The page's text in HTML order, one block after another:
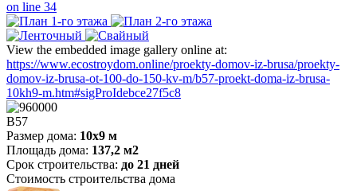
View the embedded image gallery online at:
https://www.ecostroydom.online/proekty-domov-iz-brusa/proekty-
domov-iz-brusa-ot-100-do-150-kv-m/b57-proekt-doma-iz-brusa-
10kh9-m.htm#sigProIdebce27f5c8
В57
Размер дома: 10х9 м
Площадь дома: 137,2 м2
Срок строительства: до 21 дней
Стоимость строительства дома